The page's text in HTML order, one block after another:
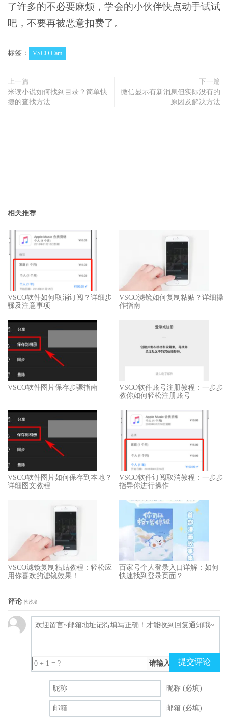
了许多的不必要麻烦，学会的小伙伴快点动手试试
吧，不要再被恶意扣费了。
标签： VSCO Cam
上一篇
米读小说如何找到目录？简单快
捷的查找方法
下一篇
微信显示有新消息但实际没有的
原因及解决方法
相关推荐
VSCO软件如何取消订阅？详细步
骤及注意事项
VSCO滤镜如何复制粘贴？详细操
作指南
VSCO软件图片保存步骤指南
VSCO软件账号注册教程：一步步
教你如何轻松注册账号
VSCO软件图片如何保存到本地？
详细图文教程
VSCO软件订阅取消教程：一步步
指导你进行操作
VSCO滤镜复制粘贴教程：轻松应
用你喜欢的滤镜效果！
百家号个人登录入口详解：如何
快速找到登录页面？
评论 抢沙发
请输入（计算结果）
提交评论
昵称 (必填)
邮箱 (必填)